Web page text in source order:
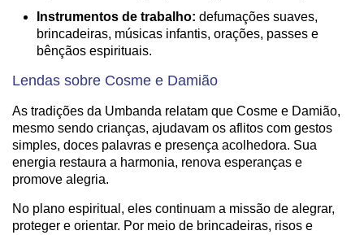
Instrumentos de trabalho: defumações suaves,
brincadeiras, músicas infantis, orações, passes e
bênçãos espirituais.
Lendas sobre Cosme e Damião
As tradições da Umbanda relatam que Cosme e Damião,
mesmo sendo crianças, ajudavam os aflitos com gestos
simples, doces palavras e presença acolhedora. Sua
energia restaura a harmonia, renova esperanças e
promove alegria.
No plano espiritual, eles continuam a missão de alegrar,
proteger e orientar. Por meio de brincadeiras, risos e